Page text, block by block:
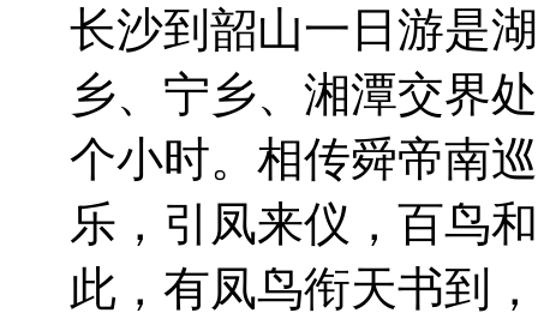
长沙到韶山一日游是
乡、宁乡、湘潭交界
个小时。相传舜帝南
乐，引凤来仪，百鸟
此，有凤鸟衔天书到